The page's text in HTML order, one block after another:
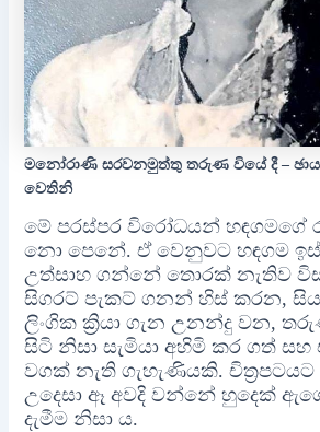
මනෝරාණි සරවනමුත්තු තරුණ වියේ දී –
වෙතිනි
මේ පරස්පර විරෝධයන් හඳගමගේ
නො පෙනේ. ඒ වෙනුවට හඳගම
උත්සාහ ගන්නේ තොරක් නැතිව
සිගරට් පැකට් ගනන් හිස් කරන, සිය
ලිංගික ක්‍රියා ගැන උනන්දු වන,
සිටි නිසා සැමියා අහිමි කර ගත් සහ
වගක් නැති ගැහැණියකි.
උදෙසා ඈ අවදි වන්නේ හුදෙක්
දැමීම නිසා ය.